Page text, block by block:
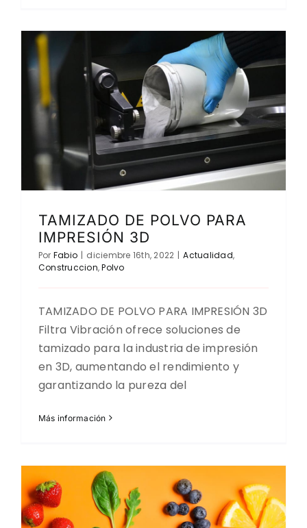
TAMIZADO DE POLVO PARA
IMPRESIÓN 3D
Por Fabio | diciembre 16th, 2022 | Actualidad,
Construccion,Polvo
TAMIZADO DE POLVO PARA IMPRESIÓN 3D
Filtra Vibración ofrece soluciones de
tamizado para la industria de impresión
en 3D, aumentando el rendimiento y
garantizando la pureza del
Más información